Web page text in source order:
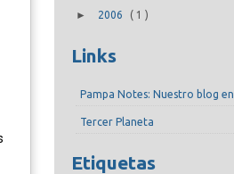
► 2006 ( 1)
Links
Pampa Notes: Nuestro blog
Tercer Planeta
Etiquetas